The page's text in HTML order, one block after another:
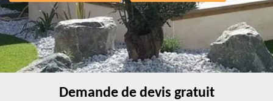
Demande de devis gratuit